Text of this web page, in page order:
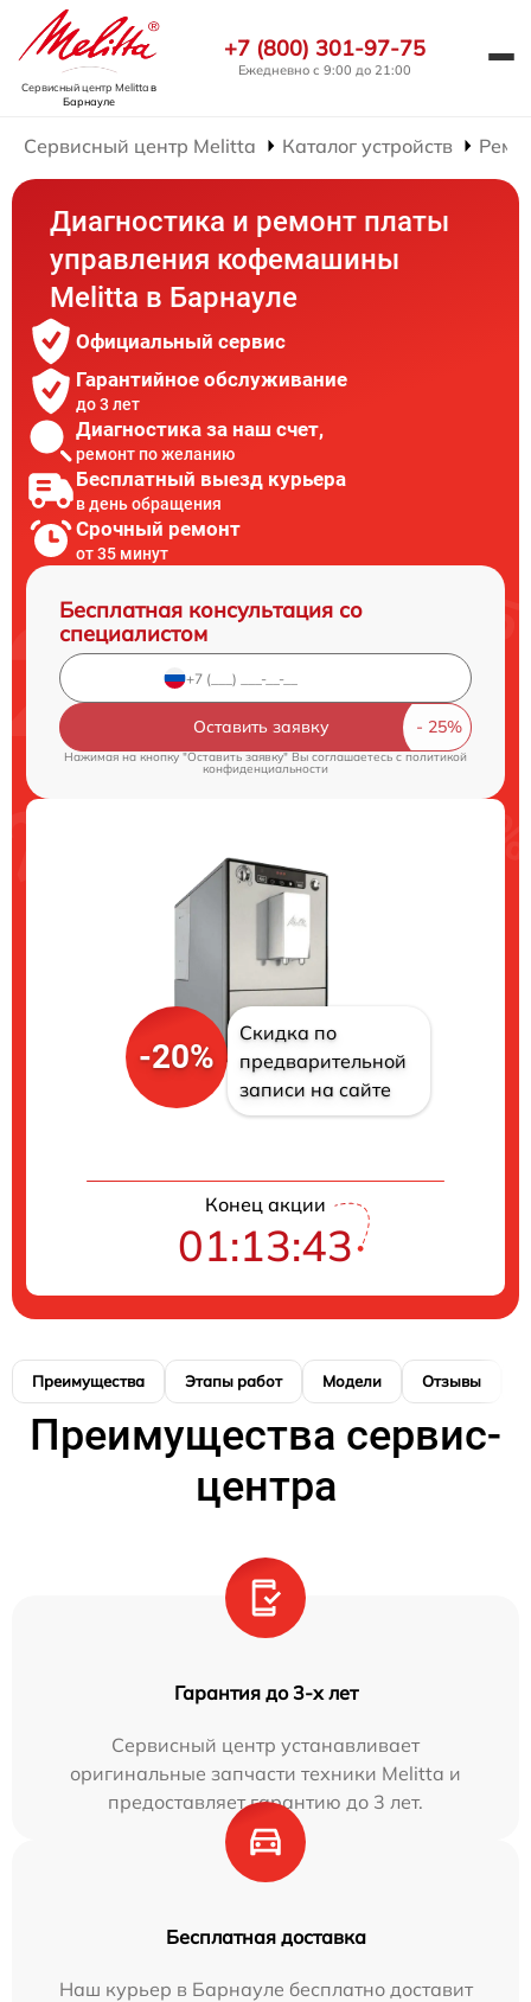
Сервисный центр Melittaв
Барнауле
+7 (800) 301-97-75
Ежедневно с 9:00 до 21:00
Сервисный центр Melitta Каталог устройств
Диагностика и ремонт платы
управления кофемашины
Melitta в Барнауле
Официальный сервис
Гарантийное обслуживание
до 3 лет
Диагностика за наш счет,
ремонт по желанию
Бесплатный выезд курьера
в день обращения
Срочный ремонт
от 35 минут
Бесплатная консультация со
специалистом
Оставить заявку
Нажимая на кнопку "Оставить заявку" Вы соглашаетесь cполитикой
конфиденциальности
-20%
Скидка по
предварительной
записи на сайте
Конец акции
01:13:42
Преимущества Этапы работ Модели Отзывы
Преимущества сервис-
центра
Гарантия до 3-х лет
Сервисный центр устанавливает
оригинальные запчасти техники Melitta и
предоставляет гарантию до 3 лет.
Бесплатная доставка
Наш курьер в Барнауле бесплатно доставит